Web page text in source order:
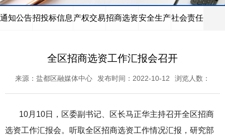
通知公告招投标信息 产权交易招商选资安全生产社会责任
全区招商选资工作汇报会召开
来源：盐都区融媒体中心 发布时间：2022-10-12 浏览人数：
10月10日，区委副书记、区长马正华主持召开全区招商
选资工作汇报会。听取全区招商选资工作情况汇报，研究部